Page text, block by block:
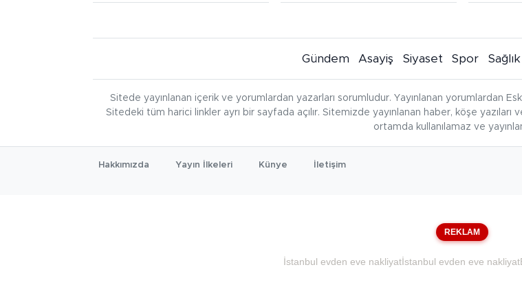
Gündem Asayiş Siyaset Spor Sağlık
Sitede yayınlanan içerik ve yorumlardan yazarları sorumludur. Yayınlanan yorumlardan
Sitedeki tüm harici linkler ayrı bir sayfada açılır. Sitemizde yayınlanan haber, köşe
ortamda kullanılamaz ve
Hakkımızda Yayın İlkeleri Künye İletişim
REKLAM
İstanbul evden eve nakliyatİstanbul evden eve nakliyat